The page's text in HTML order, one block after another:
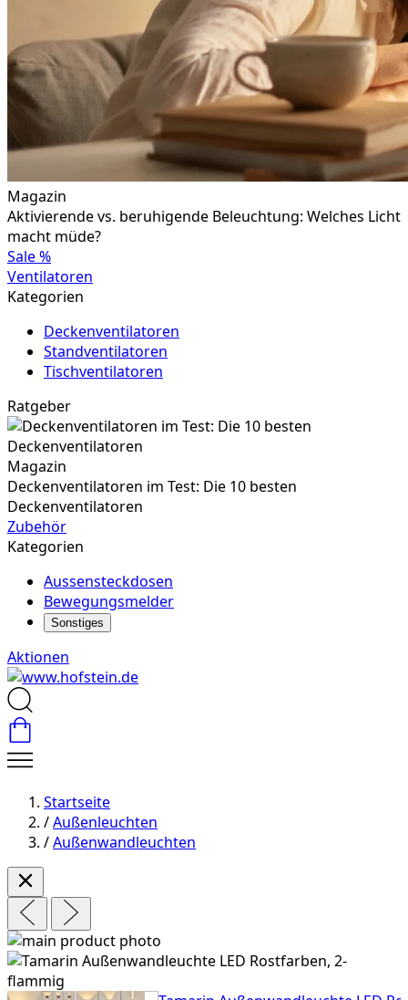
Magazin
Aktivierende vs. beruhigende Beleuchtung: Welches Licht
macht müde?
Sale%
Ventilatoren
Kategorien
Deckenventilatoren
Standventilatoren
Tischventilatoren
Ratgeber
Magazin
Deckenventilatoren im Test: Die 10 besten
Deckenventilatoren
Zubehör
Kategorien
Aussensteckdosen
Bewegungsmelder
Sonstiges
Aktionen
Startseite
/Außenleuchten
/Außenwandleuchten